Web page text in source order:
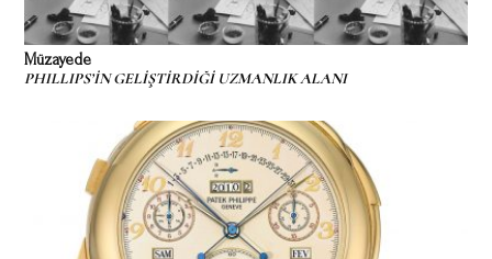
Müzayede
PHILLIPS’İN GELİŞTİRDİĞİ UZMANLIK ALANI